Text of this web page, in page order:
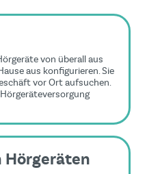
von überall aus
aus konfigurieren. Sie
vor Ort aufsuchen.
Hörgeräten